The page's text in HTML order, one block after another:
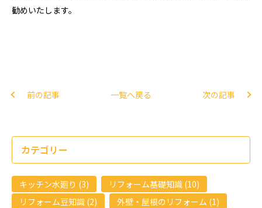
勧めいたします。
前の記事 一覧へ戻る 次の記事
カテゴリー
キッチン水廻り (3)
リフォーム基礎知識 (10)
リフォーム豆知識 (2)
外壁・屋根のリフォーム (1)